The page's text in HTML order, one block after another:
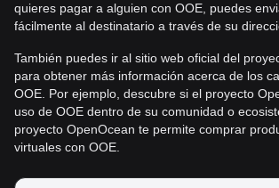
quieres pagar a alguien con OOE, puedes
fácilmente al destinatario a través de su
También puedes ir al sitio web oficial del
para obtener más información acerca de los
OOE. Por ejemplo, descubre si el proyecto
uso de OOE dentro de su comunidad o
proyecto OpenOcean te permite comprar
virtuales con OOE.